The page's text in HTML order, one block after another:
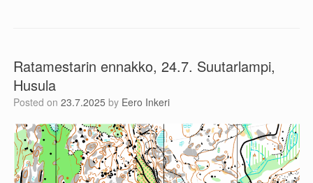
Ratamestarin ennakko, 24.7. Suutarlampi,
Husula
Posted on 23.7.2025 by Eero Inkeri